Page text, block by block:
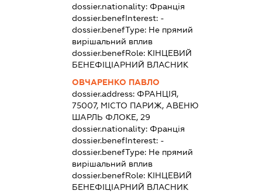
dossier.nationality: Франція
dossier.benefInterest: -
dossier.benefType: Не прямий
вирішальний вплив
dossier.benefRole: КІНЦЕВИЙ
БЕНЕФІЦІАРНИЙ ВЛАСНИК
ОВЧАРЕНКО ПАВЛО
dossier.address: ФРАНЦІЯ,
75007, МІСТО ПАРИЖ, АВЕНЮ
ШАРЛЬ ФЛОКЕ, 29
dossier.nationality: Франція
dossier.benefInterest: -
dossier.benefType: Не прямий
вирішальний вплив
dossier.benefRole: КІНЦЕВИЙ
БЕНЕФІЦІАРНИЙ ВЛАСНИК